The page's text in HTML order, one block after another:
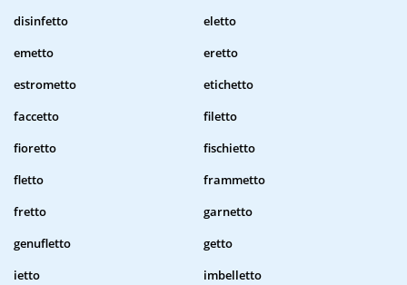
disinfetto
eletto
emetto
eretto
estrometto
etichetto
faccetto
filetto
fioretto
fischietto
fletto
frammetto
fretto
garnetto
genufletto
getto
ietto
imbelletto